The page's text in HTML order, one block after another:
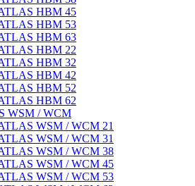
HBM 45
HBM 53
HBM 63
HBM 22
HBM 32
HBM 42
HBM 52
HBM 62
WSM / WCM
WSM / WCM 21
WSM / WCM 31
WSM / WCM 38
WSM / WCM 45
WSM / WCM 53